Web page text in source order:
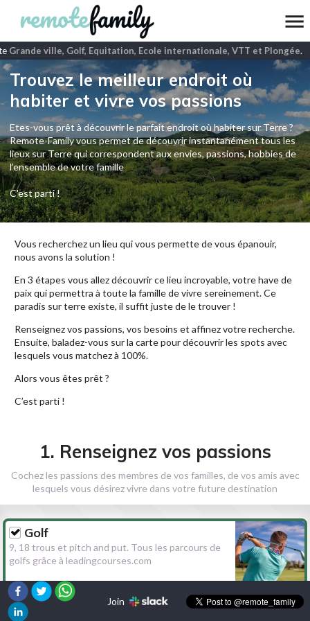
Grande ville, Golf, Equitation, Ecole internationale, VTT et Plongée.
Trouvez le meilleur endroit où
habiter et vivre vos passions
Etes-vous prêt à découvrir le parfait endroit où habiter sur Terre ?
Remote-Family vous permet de découvrir instantanément tous les
lieux sur Terre qui correspondent aux envies, passions, hobbies de
l’ensemble de votre famille
C'est parti !
Vous recherchez un lieu qui vous permette de vous épanouir,
nous avons la solution !
En 3 étapes vous allez découvrir ce lieu incroyable, votre have de
paix qui permettra à toute la famille de vivre sereinement. Ce
paradis sur terre existe, il suffit juste de le trouver !
Renseignez vos passions, vos besoins et affinez votre recherche.
Ensuite, baladez-vous sur la carte pour découvrir les spots avec
lesquels vous matchez à 100%.
Alors vous êtes prêt ?
C’est parti !
1. Renseignez vos passions
Cochez les passions des membres de vos familles, de vos amis avec
lesquels vous désirez vivre dans votre future destination
Golf
9, 18 trous et pitch and put. Tous les parcours de
golfs grâce à leadingcourses.com
Randonnée
Join